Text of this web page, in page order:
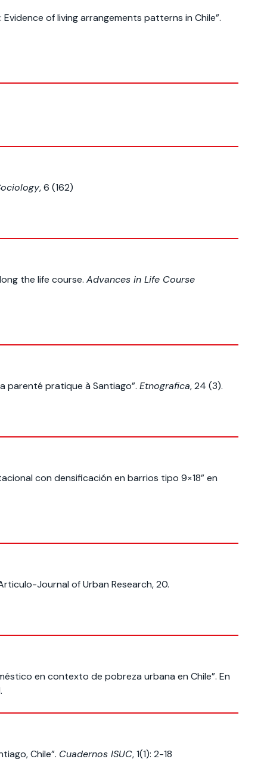
of living arrangements patterns in Chile”.
, 6 (162)
the life course. Advances in Life Course
parenté pratique à Santiago”. Etnografica, 24 (3).
con densificación en barrios tipo 9×18” en
Journal of Urban Research, 20.
en contexto de pobreza urbana en Chile”. En
Chile”. Cuadernos ISUC, 1(1): 2-18